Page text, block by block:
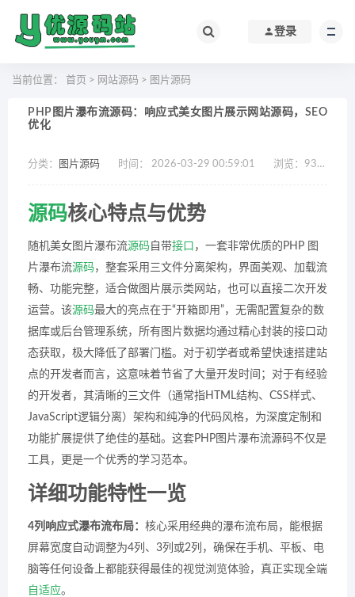
登录
当前位置： 首页 > 网站源码 > 图片源码
PHP图片瀑布流源码：响应式美女图片展示网站源码，SEO
优化
分类： 图片源码 时间： 2026-03-29 00:59:01 浏览： 931
源码核心特点与优势
随机美女图片瀑布流源码 自带接口 ，一套非常优质的PHP 图
片瀑布流源码，整套采用三文件分离架构，界面美观、加载流
畅、功能完整，适合做图片展示类网站，也可以直接二次开发
运营。该源码最大的亮点在于“开箱即用”，无需配置复杂的数
据库或后台管理系统，所有图片数据均通过精心封装的接口动
态获取，极大降低了部署门槛。对于初学者或希望快速搭建站
点的开发者而言，这意味着节省了大量开发时间；对于有经验
的开发者，其清晰的三文件（通常指HTML结构、CSS样式、
JavaScript逻辑分离）架构和纯净的代码风格，为深度定制和
功能扩展提供了绝佳的基础。这套PHP图片瀑布流源码不仅是
工具，更是一个优秀的学习范本。
详细功能特性一览
4列响应式瀑布流布局： 核心采用经典的瀑布流布局，能根据
屏幕宽度自动调整为4列、3列或2列，确保在手机、平板、电
脑等任何设备上都能获得最佳的视觉浏览体验，真正实现全端
自适应。